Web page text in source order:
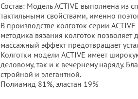
Состав: Модель ACTIVE выполнена из
тактильными свойствами, именно
В производстве колготок серии
методика вязания колготок
массажный эффект предотвращает
Колготки модели ACTIVE имеет
деловому, так и к вечернему наряду.
стройной и элегантной.
Полиамид 81%, эластан 19%